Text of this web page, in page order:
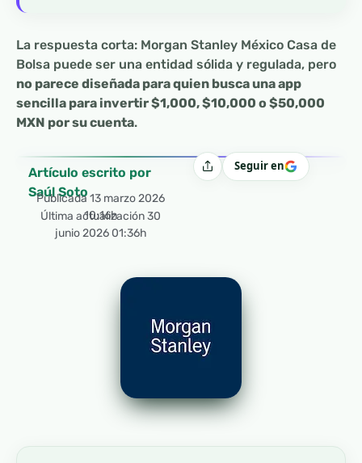
La respuesta corta: Morgan Stanley México Casa de
Bolsa puede ser una entidad sólida y regulada, pero
no parece diseñada para quien busca una app
sencilla para invertir $1,000, $10,000 o $50,000
MXN por su cuenta.
Artículo escrito por
Saúl Soto
Publicada13 marzo 2026
10:16h
Última actualización 30
junio 2026 01:36h
CompartirSeguir en